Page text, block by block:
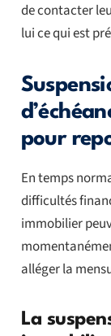
de contacter
lui ce qui est
pour
En temps
difficultés
immobilier
alléger la
La